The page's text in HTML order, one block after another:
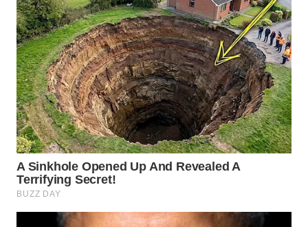
WN
INDRAMAYU
WN
KUNINGAN
WN
MAJALENGKA
WN
SUBANG